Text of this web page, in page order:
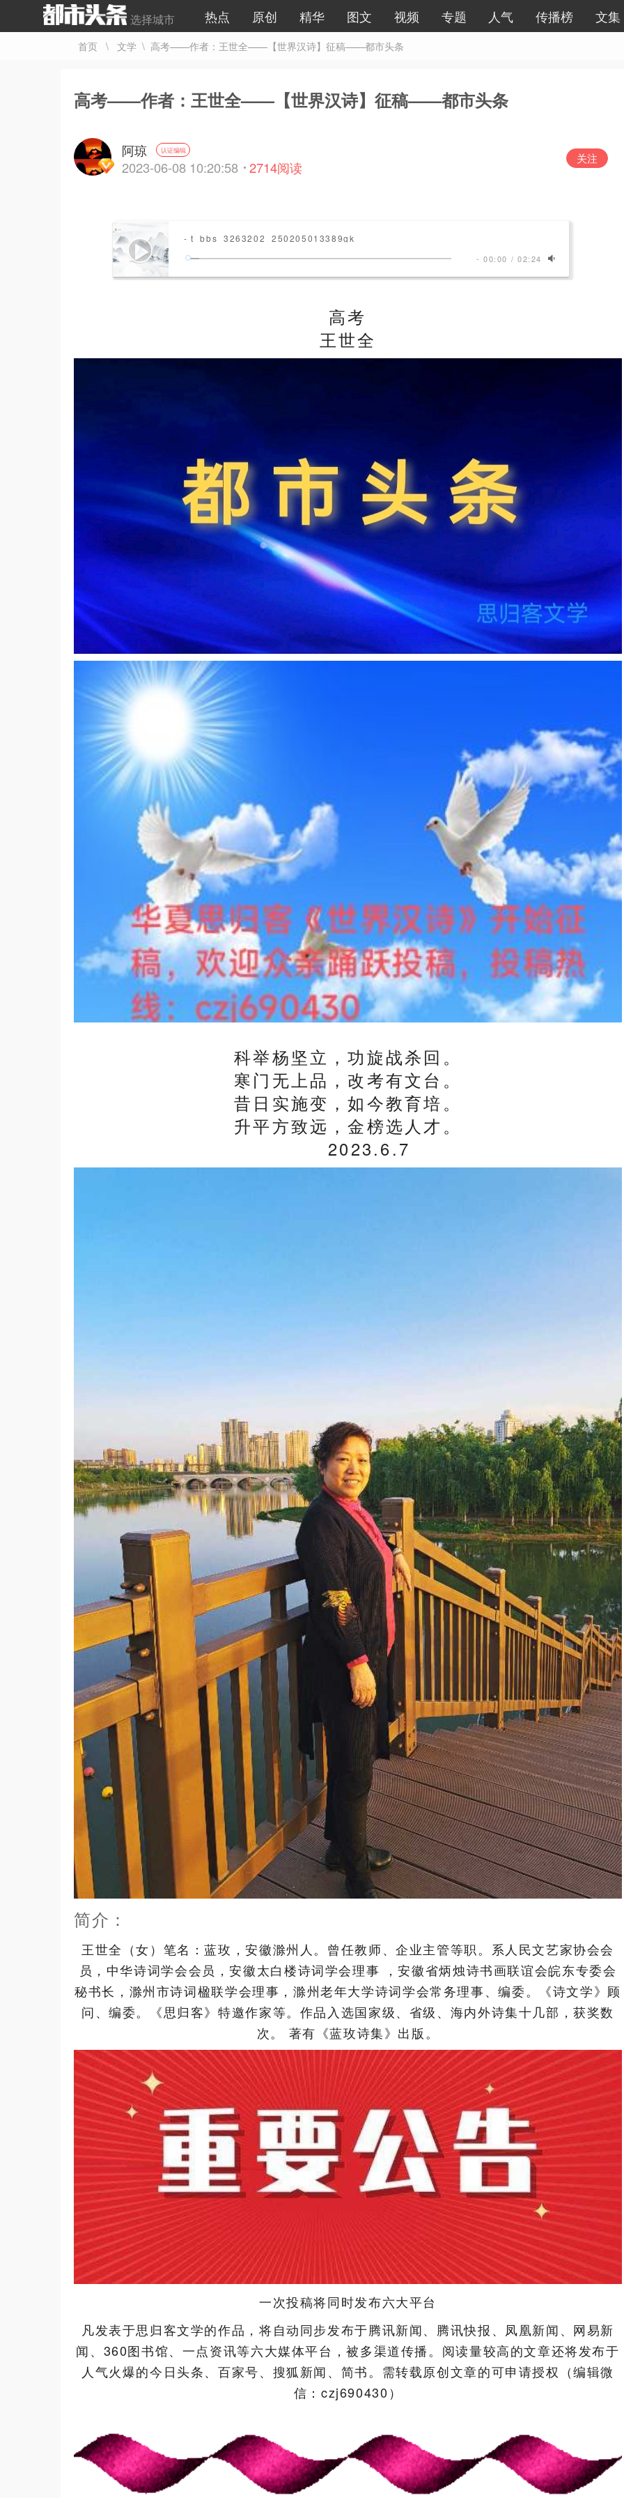
选择城市 热点 原创 精华 图文 视频 专题 人气 传播榜 文集
首页 \ 文学 \ 高考——作者：王世全——【世界汉诗】征稿——都市头条
高考——作者：王世全——【世界汉诗】征稿——都市头条
阿琼 认证编辑
2023-06-08 10:20:58 2714阅读
关注
- t_bbs_3263202_250205013389gk
- 00:00 / 02:24
高考
王世全
科举杨坚立，功旋战杀回。
寒门无上品，改考有文台。
昔日实施变，如今教育培。
升平方致远，金榜选人才。
2023.6.7
简介：
王世全（女）笔名：蓝玫，安徽滁州人。曾任教师、企业主管等职。系人民文艺家协会会
员，中华诗词学会会员，安徽太白楼诗词学会理事 ，安徽省炳烛诗书画联谊会皖东专委会
秘书长，滁州市诗词楹联学会理事，滁州老年大学诗词学会常务理事、编委。《诗文学》顾
问、编委。《思归客》特邀作家等。作品入选国家级、省级、海内外诗集十几部，获奖数
次。 著有《蓝玫诗集》出版。
一次投稿将同时发布六大平台
凡发表于思归客文学的作品，将自动同步发布于腾讯新闻、腾讯快报、凤凰新闻、网易新
闻、360图书馆、一点资讯等六大媒体平台，被多渠道传播。阅读量较高的文章还将发布于
人气火爆的今日头条、百家号、搜狐新闻、简书。需转载原创文章的可申请授权（编辑微
信：czj690430）